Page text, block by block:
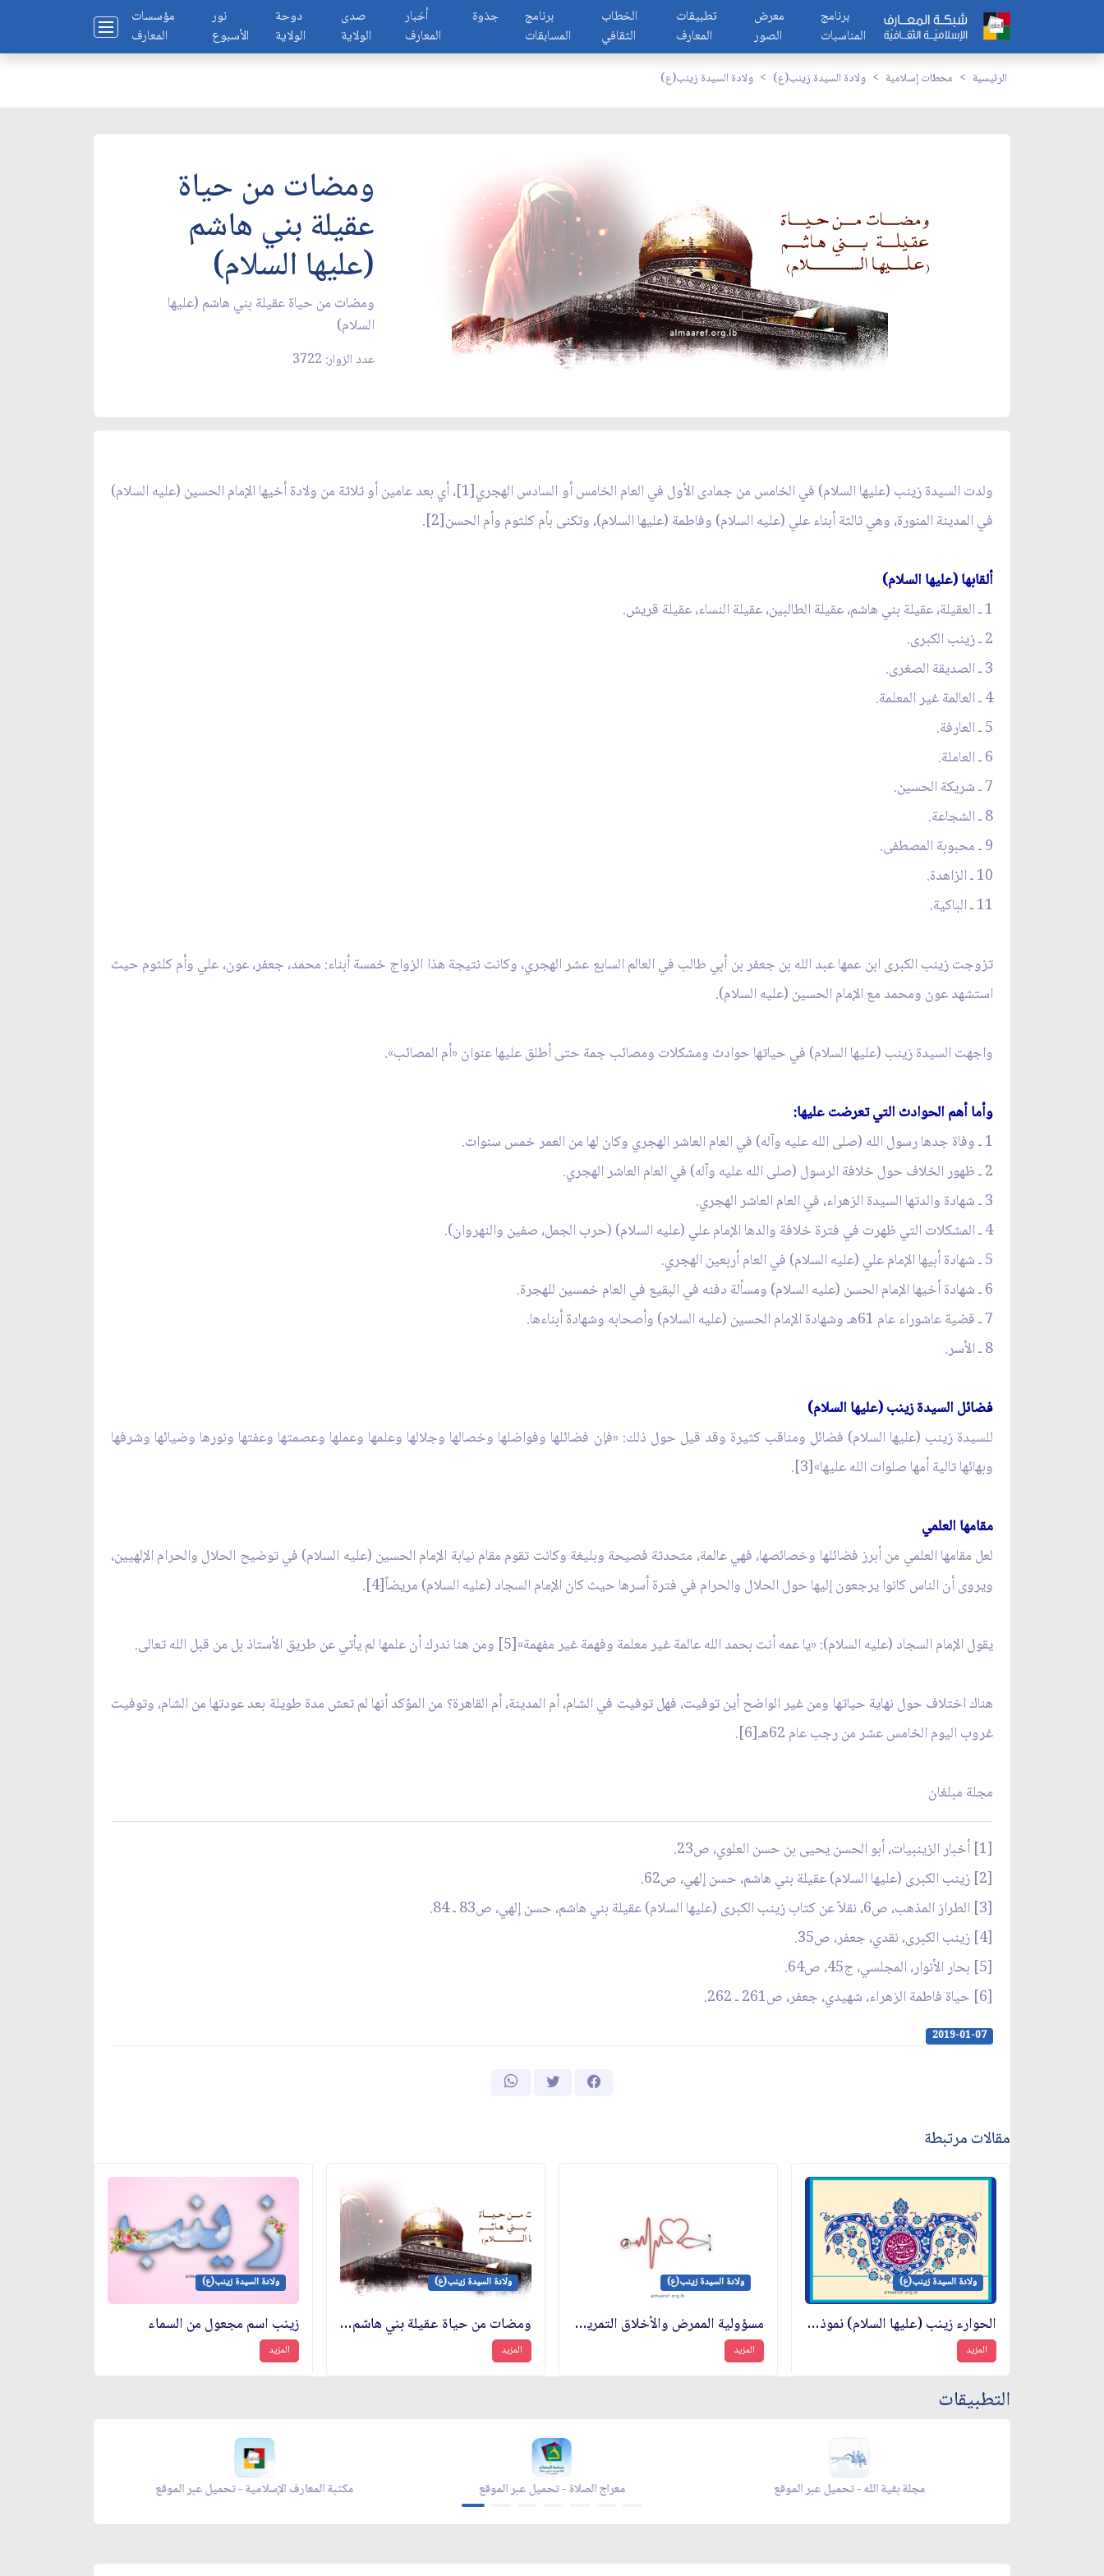
مؤسسات
المعارف
نور
الأسبوع
دوحة
الولاية
صدى
الولاية
أخبار
المعارف
جذوة
برنامج
المسابقات
الخطاب
الثقافي
تطبيقات
المعارف
معرض
الصور
برنامج
المناسبات
الرئيسية محطات إسلامية ولادة السيدة زينب(ع) ولادة السيدة زينب(ع)
ومضات من حياة
عقيلة بني هاشم
(عليها السلام)
ومضات من حياة عقيلة بني هاشم (عليها
السلام)
عدد الزوار: 3722
ولدت السيدة زينب (عليها السلام) في الخامس من جمادى الأول في العام الخامس أو السادس الهجري[1]، أي بعد عامين أو ثلاثة من ولادة أخيها الإمام الحسين (عليه السلام)
في المدينة المنورة، وهي ثالثة أبناء علي (عليه السلام) وفاطمة (عليها السلام)، وتكنى بأم كلثوم وأم الحسن[2].
ألقابها (عليها السلام)
1 ـ العقيلة، عقيلة بني هاشم، عقيلة الطالبين، عقيلة النساء، عقيلة قريش.
2 ـ زينب الكبرى.
3 ـ الصديقة الصغرى.
4 ـ العالمة غير المعلمة.
5 ـ العارفة.
6 ـ العاملة.
7 ـ شريكة الحسين.
8 ـ الشجاعة.
9 ـ محبوبة المصطفى.
10 ـ الزاهدة.
11 ـ الباكية.
تزوجت زينب الكبرى ابن عمها عبد الله بن جعفر بن أبي طالب في العالم السابع عشر الهجري، وكانت نتيجة هذا الزواج خمسة أبناء: محمد، جعفر، عون، علي وأم كلثوم حيث
استشهد عون ومحمد مع الإمام الحسين (عليه السلام).
واجهت السيدة زينب (عليها السلام) في حياتها حوادث ومشكلات ومصائب جمة حتى أطلق عليها عنوان «أم المصائب».
وأما أهم الحوادث التي تعرضت عليها:
1 ـ وفاة جدها رسول الله (صلى الله عليه وآله) في العام العاشر الهجري وكان لها من العمر خمس سنوات.
2 ـ ظهور الخلاف حول خلافة الرسول (صلى الله عليه وآله) في العام العاشر الهجري.
3 ـ شهادة والدتها السيدة الزهراء، في العام العاشر الهجري.
4 ـ المشكلات التي ظهرت في فترة خلافة والدها الإمام علي (عليه السلام) (حرب الجمل، صفين والنهروان).
5 ـ شهادة أبيها الإمام علي (عليه السلام) في العام أربعين الهجري.
6 ـ شهادة أخيها الإمام الحسن (عليه السلام) ومسألة دفنه في البقيع في العام خمسين للهجرة.
7 ـ قضية عاشوراء عام 61هـ وشهادة الإمام الحسين (عليه السلام) وأصحابه وشهادة أبناءها.
8 ـ الأسر.
فضائل السيدة زينب (عليها السلام)
للسيدة زينب (عليها السلام) فضائل ومناقب كثيرة وقد قيل حول ذلك: «فإن فضائلها وفواضلها وخصالها وجلالها وعلمها وعملها وعصمتها وعفتها ونورها وضيائها وشرفها
وبهائها تالية أمها صلوات الله عليها»[3].
مقامها العلمي
لعل مقامها العلمي من أبرز فضائلها وخصائصها، فهي عالمة، متحدثة فصيحة وبليغة وكانت تقوم مقام نيابة الإمام الحسين (عليه السلام) في توضيح الحلال والحرام الإلهيين،
ويروى أن الناس كانوا يرجعون إليها حول الحلال والحرام في فترة أسرها حيث كان الإمام السجاد (عليه السلام) مريضاً[4].
يقول الإمام السجاد (عليه السلام): «يا عمه أنت بحمد الله عالمة غير معلمة وفهمة غير مفهمة»[5] ومن هنا ندرك أن علمها لم يأتي عن طريق الأستاذ بل من قبل الله تعالى.
هناك اختلاف حول نهاية حياتها ومن غير الواضح أين توفيت، فهل توفيت في الشام، أم المدينة، أم القاهرة؟ من المؤكد أنها لم تعش مدة طويلة بعد عودتها من الشام، وتوفيت
غروب اليوم الخامس عشر من رجب عام 62هـ[6].
مجلة مبلغان
[1] أخبار الزينبيات، أبو الحسن يحيى بن حسن العلوي، ص23.
[2] زينب الكبرى (عليها السلام) عقيلة بني هاشم، حسن إلهي، ص62.
[3] الطراز المذهب، ص6، نقلاً عن كتاب زينب الكبرى (عليها السلام) عقيلة بني هاشم، حسن إلهي، ص83 ـ 84.
[4] زينب الكبرى، نقدي، جعفر، ص35.
[5] بحار الأنوار، المجلسي، ج45، ص64.
[6] حياة فاطمة الزهراء، شهيدي، جعفر، ص261 ـ 262.
2019-01-07
مقالات مرتبطة
ولادة السيدة زينب(ع)
الحوارء زينب (عليها السلام) نموذج الصبر والاحتساب
المزيد
ولادة السيدة زينب(ع)
مسؤولية الممرض والأخلاق التمريضية
المزيد
ولادة السيدة زينب(ع)
ومضات من حياة عقيلة بني هاشم (عليها السلام)
المزيد
ولادة السيدة زينب(ع)
زينب اسم مجعول من السماء
المزيد
التطبيقات
معراج الصلاة - تحميل عبر الموقع مجلة بقية الله - تحميل عبر الموقع زاد شهر رمضان - تحميل عبر الموقع